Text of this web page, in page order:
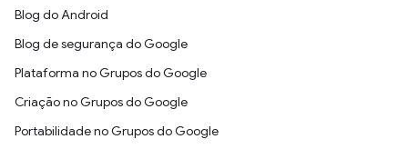
Blog do Android
Blog de segurança do Google
Plataforma no Grupos do Google
Criação no Grupos do Google
Portabilidade no Grupos do Google